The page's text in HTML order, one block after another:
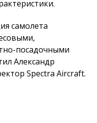
самолета
посадочными
Александр
Spectra Aircraft.